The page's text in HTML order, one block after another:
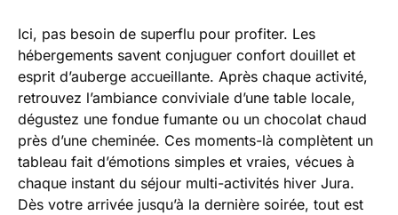
Ici, pas besoin de superflu pour profiter. Les
hébergements savent conjuguer confort douillet et
esprit d’auberge accueillante. Après chaque activité,
retrouvez l’ambiance conviviale d’une table locale,
dégustez une fondue fumante ou un chocolat chaud
près d’une cheminée. Ces moments-là complètent un
tableau fait d’émotions simples et vraies, vécues à
chaque instant du séjour multi-activités hiver Jura.
Dès votre arrivée jusqu’à la dernière soirée, tout est